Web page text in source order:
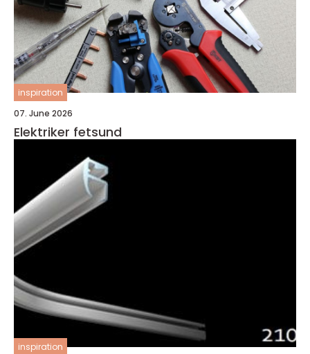
inspiration
07. June 2026
Elektriker fetsund
inspiration